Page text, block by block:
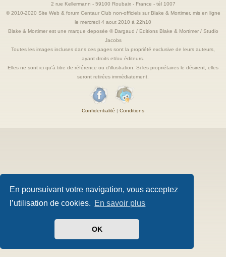
En poursuivant votre navigation, vous acceptez
l’utilisation de cookies. En savoir plus
OK
2 rue Kellermann - 59100 Roubaix - France - tél 1007
© 2010-2020 Site Web & forum Centaur Club non-officiels sur Blake & Mortimer, mis en ligne
le mercredi 4 aout 2010 à 22h10
Blake & Mortimer est une marque deposée © Dargaud / Editions Blake & Mortimer / Studio
Jacobs
Toutes les images incluses dans ces pages sont la propriété exclusive de leurs auteurs,
ayant droits et/ou éditeurs.
Elles ne sont ici qu'à titre de référence ou d'illustration. Si les propriétaires le désirent, elles
seront retirées immédiatement.
Confidentialité | Conditions